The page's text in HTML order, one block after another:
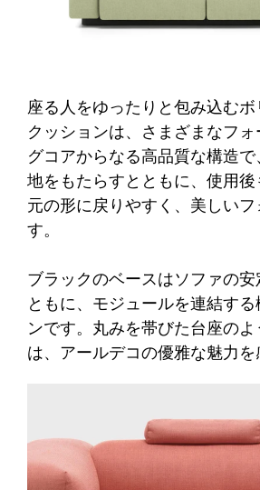
座る人をゆったりと包み込む
クッションは、さまざまなフ
グコアからなる高品質な構造
地をもたらすとともに、使用
元の形に戻りやすく、美しいフ
す。
ブラックのベースはソファの安
ともに、モジュールを連結す
ンです。丸みを帯びた台座の
は、アールデコの優雅な魅力を